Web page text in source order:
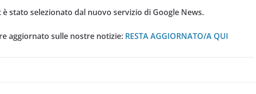
stato selezionato dal nuovo servizio di Google News.
aggiornato sulle nostre notizie: RESTA AGGIORNATO/A QUI